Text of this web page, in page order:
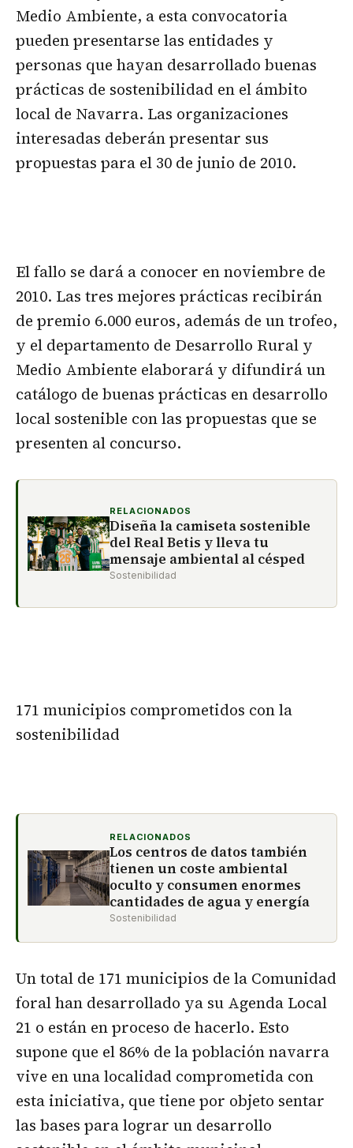
Medio Ambiente, a esta convocatoria
pueden presentarse las entidades y
personas que hayan desarrollado buenas
prácticas de sostenibilidad en el ámbito
local de Navarra. Las organizaciones
interesadas deberán presentar sus
propuestas para el 30 de junio de 2010.
El fallo se dará a conocer en noviembre de
2010. Las tres mejores prácticas recibirán
de premio 6.000 euros, además de un trofeo,
y el departamento de Desarrollo Rural y
Medio Ambiente elaborará y difundirá un
catálogo de buenas prácticas en desarrollo
local sostenible con las propuestas que se
presenten al concurso.
RELACIONADOS
Diseña la camiseta sostenible
del Real Betis y lleva tu
mensaje ambiental al césped
Sostenibilidad
171 municipios comprometidos con la
sostenibilidad
RELACIONADOS
Los centros de datos también
tienen un coste ambiental
oculto y consumen enormes
cantidades de agua y energía
Sostenibilidad
Un total de 171 municipios de la Comunidad
foral han desarrollado ya su Agenda Local
21 o están en proceso de hacerlo. Esto
supone que el 86% de la población navarra
vive en una localidad comprometida con
esta iniciativa, que tiene por objeto sentar
las bases para lograr un desarrollo